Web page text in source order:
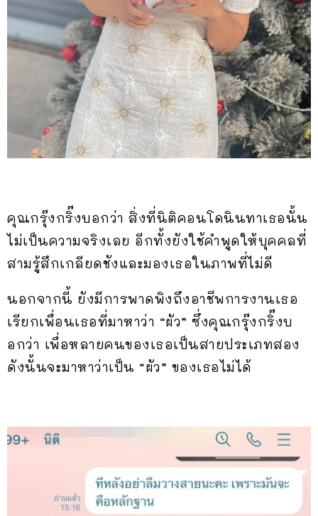
คุณกรุ๊งกริ๊งบอกว่า สิ่งที่นิติคอนโดนินทาเธอนั้น
ไม่เป็นความจริงเลย อีกทั้งยังใช้คำพูดให้บุคคลที่
สามรู้สึกเกลียดชังและมองเธอในภาพที่ไม่ดี
นอกจากนี้ ยังมีการพาดพิงถึงอาชีพการงานเธอ
เรียกเพื่อนเธอที่มาหาว่า “ผัว” ซึ่งคุณกรุ๊งกริ๊งบ
อกว่า เพื่อหลายคนของเธอเป็นสายประเภทสอง
ดังนั้นจะมาหาว่าเป็น “ผัว” ของเธอไม่ได้